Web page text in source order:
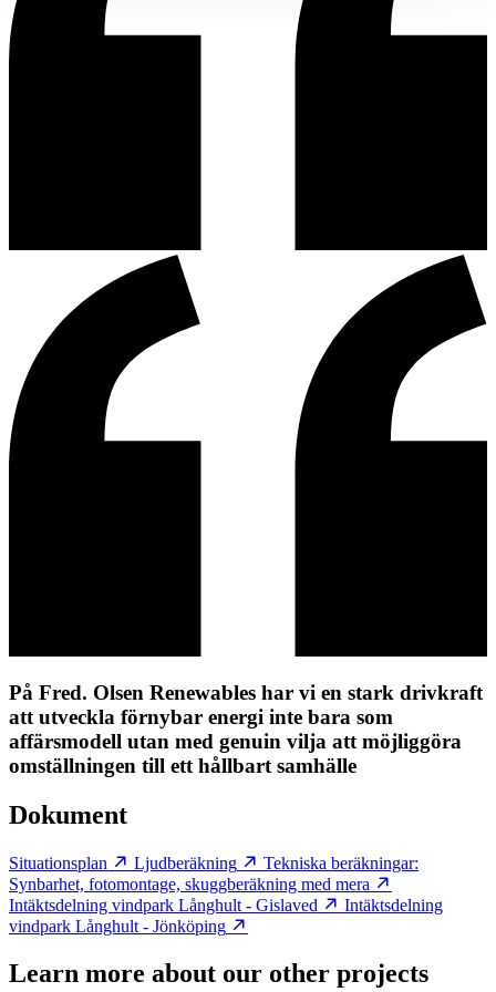
På Fred. Olsen Renewables har vi en stark drivkraft
att utveckla förnybar energi inte bara som
affärsmodell utan med genuin vilja att möjliggöra
omställningen till ett hållbart samhälle
Dokument
Situationsplan Ljudberäkning
Tekniska beräkningar:
Synbarhet, fotomontage, skuggberäkning med mera
Intäktsdelning vindpark Långhult - Gislaved
Intäktsdelning
vindpark Långhult - Jönköping
Learn more about our other projects